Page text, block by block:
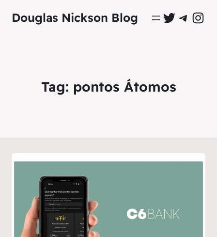
Douglas Nickson Blog Perfil Oficial no Twitter
Grupo Oficial no
Perfil
Tag: pontos Átomos